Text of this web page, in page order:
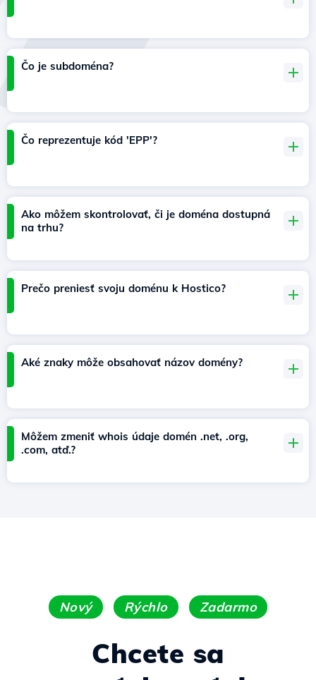
Čo je subdoména?
Čo reprezentuje kód 'EPP'?
Ako môžem skontrolovať, či je doména dostupná
na trhu?
Prečo preniesť svoju doménu k Hostico?
Aké znaky môže obsahovať názov domény?
Môžem zmeniť whois údaje domén .net, .org,
.com, atď.?
Nový Rýchlo Zadarmo
Chcete sa